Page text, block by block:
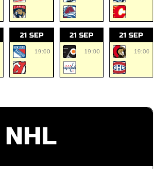
21 SEP
19:00
21 SEP
19:00
21 SEP
19:00
NHL